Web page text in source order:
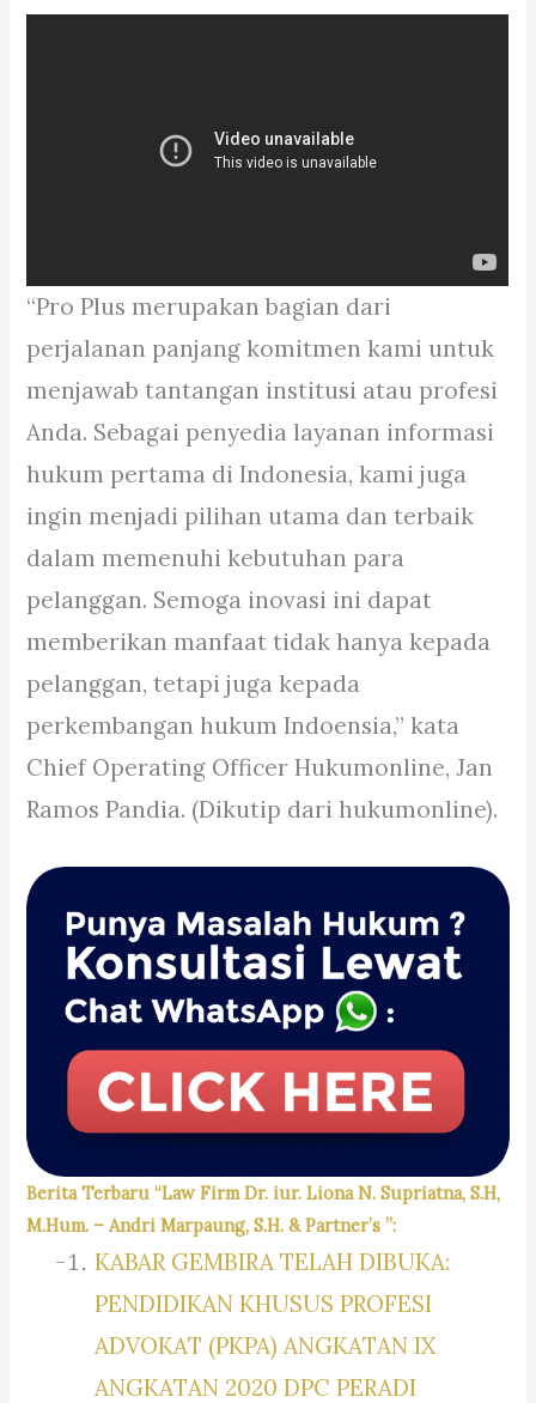
“Pro Plus merupakan bagian dari
perjalanan panjang komitmen kami untuk
menjawab tantangan institusi atau profesi
Anda. Sebagai penyedia layanan informasi
hukum pertama di Indonesia, kami juga
ingin menjadi pilihan utama dan terbaik
dalam memenuhi kebutuhan para
pelanggan. Semoga inovasi ini dapat
memberikan manfaat tidak hanya kepada
pelanggan, tetapi juga kepada
perkembangan hukum Indoensia,” kata
Chief Operating Officer Hukumonline, Jan
Ramos Pandia. (Dikutip dari hukumonline).
Berita Terbaru “Law Firm Dr. iur. Liona N. Supriatna, S.H,
M.Hum. – Andri Marpaung, S.H. & Partner’s ”:
KABAR GEMBIRA TELAH DIBUKA:
PENDIDIKAN KHUSUS PROFESI
ADVOKAT (PKPA) ANGKATAN IX
ANGKATAN 2020 DPC PERADI